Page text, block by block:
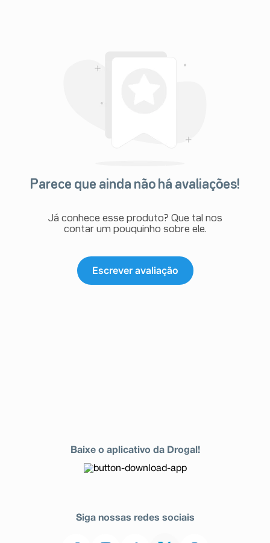
Parece que ainda não há avaliações!
Já conhece esse produto? Que tal nos
contar um pouquinho sobre ele.
Escrever avaliação
Baixe o aplicativo da Drogal!
Siga nossas redes sociais